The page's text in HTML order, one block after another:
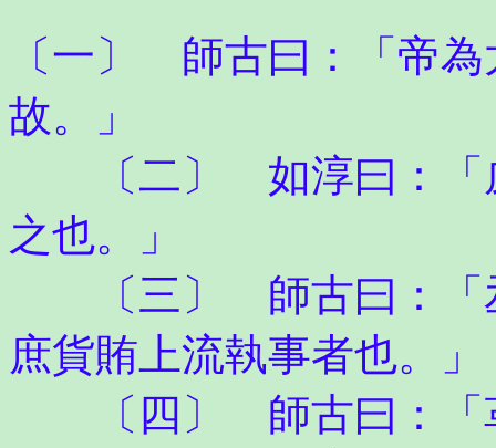
〔一〕 師古曰：「帝
故。」
〔二〕 如淳曰：「戍
之也。」
〔三〕 師古曰：「丞
庶貨賄上流執事者也。」
〔四〕 師古曰：「